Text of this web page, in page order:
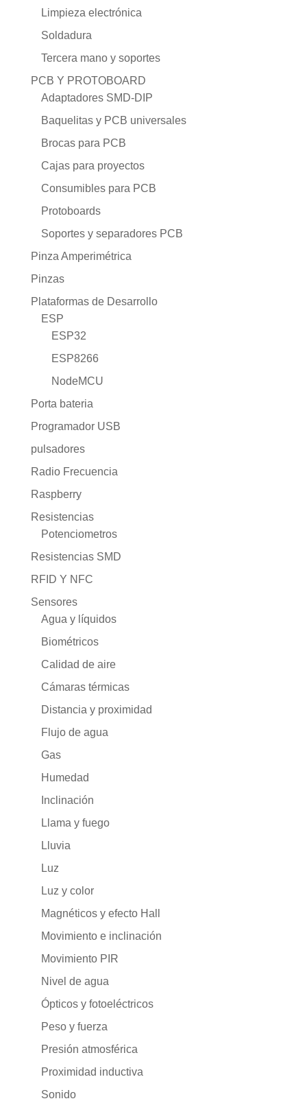
Limpieza electrónica
Soldadura
Tercera mano y soportes
PCB Y PROTOBOARD
Adaptadores SMD-DIP
Baquelitas y PCB universales
Brocas para PCB
Cajas para proyectos
Consumibles para PCB
Protoboards
Soportes y separadores PCB
Pinza Amperimétrica
Pinzas
Plataformas de Desarrollo
ESP
ESP32
ESP8266
NodeMCU
Porta bateria
Programador USB
pulsadores
Radio Frecuencia
Raspberry
Resistencias
Potenciometros
Resistencias SMD
RFID Y NFC
Sensores
Agua y líquidos
Biométricos
Calidad de aire
Cámaras térmicas
Distancia y proximidad
Flujo de agua
Gas
Humedad
Inclinación
Llama y fuego
Lluvia
Luz
Luz y color
Magnéticos y efecto Hall
Movimiento e inclinación
Movimiento PIR
Nivel de agua
Ópticos y fotoeléctricos
Peso y fuerza
Presión atmosférica
Proximidad inductiva
Sonido